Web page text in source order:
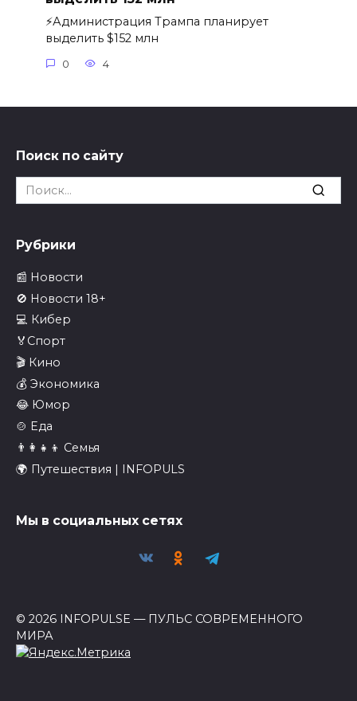
⚡️Администрация Трампа планирует
выделить $152 млн
0 4
Поиск по сайту
Search
for:
Рубрики
📰 Новости
🚫 Новости 18+
💻 Кибер
🏅Спорт
🎬 Кино
💰 Экономика
😂 Юмор
🍲 Еда
👨‍👩‍👧‍👦 Семья
🌍 Путешествия | INFOPULS
Мы в социальных сетях
© 2026 INFOPULSE — ПУЛЬС СОВРЕМЕННОГО
МИРА